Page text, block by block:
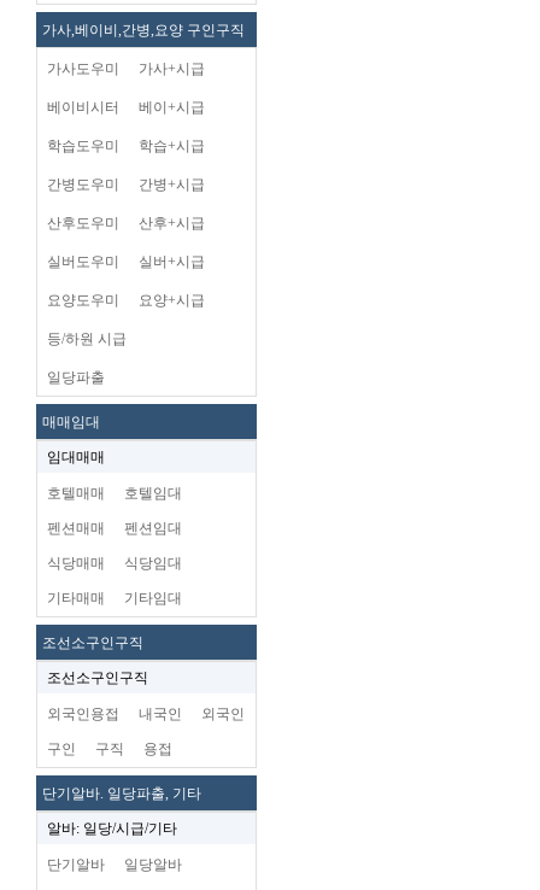
가사,베이비,간병,요양 구인구직
가사도우미 가사+시급
베이비시터 베이+시급
학습도우미 학습+시급
간병도우미 간병+시급
산후도우미 산후+시급
실버도우미 실버+시급
요양도우미 요양+시급
등/하원 시급
일당파출
매매임대
임대매매
호텔매매 호텔임대
펜션매매 펜션임대
식당매매 식당임대
기타매매 기타임대
조선소구인구직
조선소구인구직
외국인용접 내국인 외국인
구인 구직 용접
단기알바. 일당파출, 기타
알바: 일당/시급/기타
단기알바 일당알바